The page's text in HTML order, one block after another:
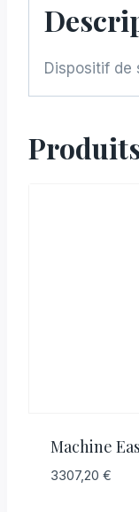
Dispositif de
Machine
3307,20 €